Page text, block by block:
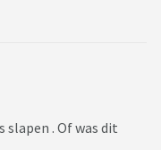
. Of was dit